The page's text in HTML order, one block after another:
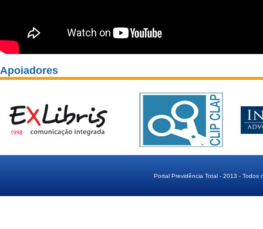
Apoiadores
Portal Previdência Total - 2013 - Todos